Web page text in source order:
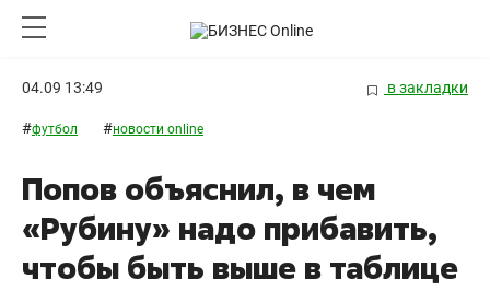
04.09 13:49 в закладки
#футбол #новости online
Попов объяснил, в чем
«Рубину» надо прибавить,
чтобы быть выше в таблице